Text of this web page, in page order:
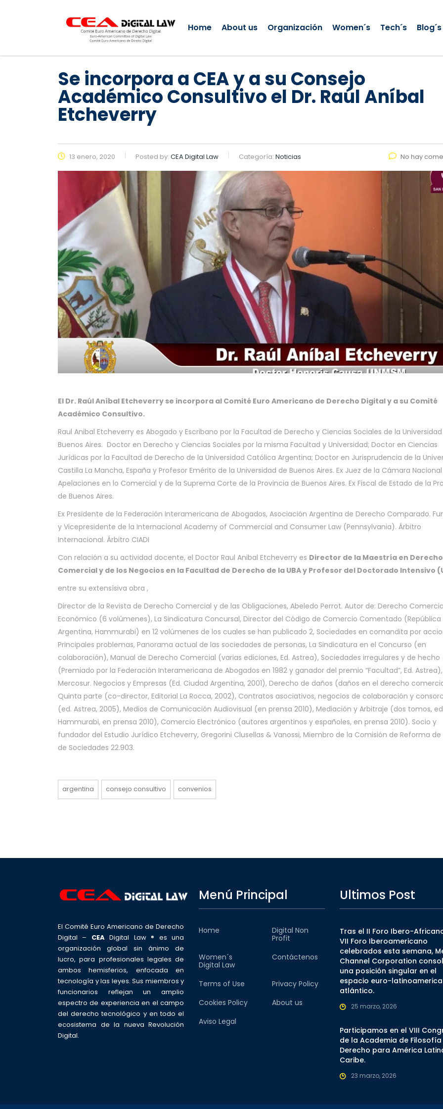
Home About us Organización Women´s Tech´s Blog´s
Se incorpora a CEA y a su Consejo
Académico Consultivo el Dr. Raúl Aníbal
Etcheverry
13 enero, 2020 Posted by: CEA Digital Law Categoría: Noticias No hay
El Dr. Raúl Aníbal Etcheverry se incorpora al Comité Euro Americano de Derecho Digital y a su Comité
Académico Consultivo.
Raul Anibal Etcheverry es Abogado y Escribano por la Facultad de Derecho y Ciencias Sociales de la
Buenos Aires. Doctor en Derecho y Ciencias Sociales por la misma Facultad y Universidad; Doctor en Ciencias
Jurídicas por la Facultad de Derecho de la Universidad Católica Argentina; Doctor en Jurisprudencia de la
Castilla La Mancha, España y Profesor Emérito de la Universidad de Buenos Aires. Ex Juez de la Cámara
Apelaciones en lo Comercial y de la Suprema Corte de la Provincia de Buenos Aires. Ex Fiscal de Estado de la
de Buenos Aires.
Ex Presidente de la Federación Interamericana de Abogados, Asociación Argentina de Derecho Comparado.
y Vicepresidente de la Internacional Academy of Commercial and Consumer Law (Pennsylvania). Árbitro
Internacional. Árbitro CIADI
Con relación a su actividad docente, el Doctor Raul Anibal Etcheverry es Director de la Maestría en Derecho
Comercial y de los Negocios en la Facultad de Derecho de la UBA y Profesor del Doctorado Intensivo
entre su extensísiva obra ,
Director de la Revista de Derecho Comercial y de las Obligaciones, Abeledo Perrot. Autor de: Derecho
Económico (6 volúmenes), La Sindicatura Concursal, Director del Código de Comercio Comentado (República
Argentina, Hammurabi) en 12 volúmenes de los cuales se han publicado 2, Sociedades en comandita por
Principales problemas, Panorama actual de las sociedades de personas, La Sindicatura en el Concurso (en
colaboración), Manual de Derecho Comercial (varias ediciones, Ed. Astrea), Sociedades irregulares y de hecho
(Premiado por la Federación Interamericana de Abogados en 1982 y ganador del premio “Facultad”, Ed. Astrea),
Mercosur. Negocios y Empresas (Ed. Ciudad Argentina, 2001), Derecho de daños (daños en el derecho
Quinta parte (co-director, Editorial La Rocca, 2002), Contratos asociativos, negocios de colaboración y
(ed. Astrea, 2005), Medios de Comunicación Audiovisual (en prensa 2010), Mediación y Arbitraje (dos tomos, ed
Hammurabi, en prensa 2010), Comercio Electrónico (autores argentinos y españoles, en prensa 2010). Socio y
fundador del Estudio Jurídico Etcheverry, Gregorini Clusellas & Vanossi, Miembro de la Comisión de Reforma de
de Sociedades 22.903.
argentina consejo consultivo convenios
El Comité Euro Americano de Derecho
Digital – CEADigital Law ® es una
organización global sin ánimo de
lucro, para profesionales legales de
ambos hemisferios, enfocada en
tecnología y las leyes. Sus miembros y
funcionarios reflejan un amplio
espectro de experiencia en el campo
del derecho tecnológico y en todo el
ecosistema de la nueva Revolución
Digital.
Menú Principal
Home
Digital Non
Profit
Women´s
Digital Law
Contáctenos
Terms of Use
Privacy Policy
Cookies Policy
About us
Aviso Legal
Ultimos Post
Tras el II Foro Ibero-
VII Foro Iberoamericano
celebrados esta semana,
Channel Corporation
una posición singular en el
espacio euro-
atlántico.
25 marzo, 2026
Participamos en el VIII
de la Academia de
Derecho para América
Caribe.
23 marzo, 2026